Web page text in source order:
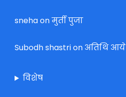
snehaonमुर्ती पुजा
Subodh shastrionअतिथि आये
विशेष